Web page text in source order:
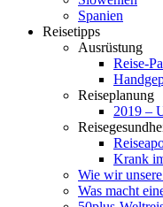
Spanien
Reisetipps
Ausrüstung
Reise-
Reiseplanung
2019 –
Krank
Wie wir
Was macht